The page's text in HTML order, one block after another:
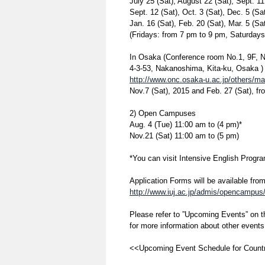
Sept. 12 (Sat), Oct. 3 (Sat), Dec. 5
Jan. 16 (Sat), Feb. 20 (Sat), Mar. 5
(Fridays: from 7 pm to 9 pm,
In Osaka (Conference room No.1, 9F,
4-3-53, Nakanoshima, Kita-ku, Osaka )
http://www.onc.osaka-u.ac.jp/others/
Nov.7 (Sat), 2015 and Feb. 27 (Sat),
2) Open Campuses
Aug. 4 (Tue) 11:00 am to (4 pm)*
Nov.21 (Sat) 11:00 am to (5 pm)
*You can visit Intensive English
Application Forms will be available
http://www.iuj.ac.jp/admis/opencampus/
Please refer to ”Upcoming Events” on
for more information about other
<<Upcoming Event Schedule for